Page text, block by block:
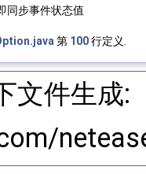
同步事件状态值
第 100行定义.
文件生成: